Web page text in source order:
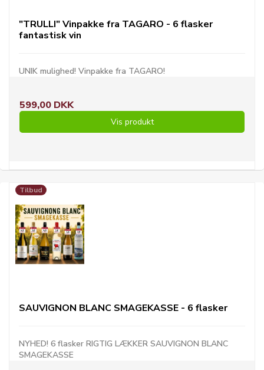
"TRULLI" Vinpakke fra TAGARO - 6 flasker
fantastisk vin
UNIK mulighed! Vinpakke fra TAGARO!
599,00 DKK
Vis produkt
Tilbud
SAUVIGNON BLANC SMAGEKASSE - 6 flasker
NYHED! 6 flasker RIGTIG LÆKKER SAUVIGNON BLANC
SMAGEKASSE